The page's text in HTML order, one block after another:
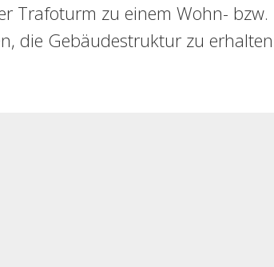
Trafoturm zu einem Wohn-
die Gebäudestruktur zu